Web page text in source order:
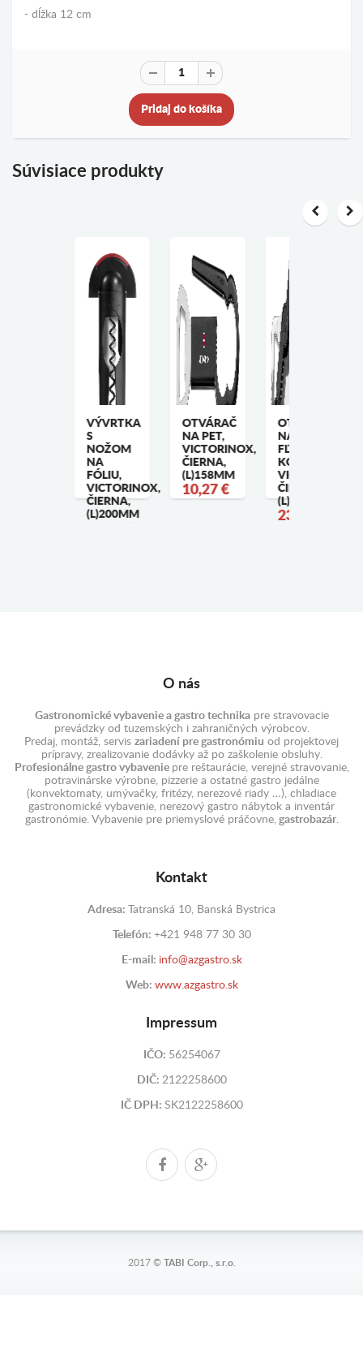
- dĺžka 12 cm
Pridaj do košíka
Súvisiace produkty
VÝVRTKA
S
NOŽOM
NA
FÓLIU,
VICTORINOX,
ČIERNA,
(L)200MM
OTVÁRAČ
NA PET,
VICTORINOX,
ČIERNA,
(L)158MM
10,27 €
OTVÁRAČ
NA
FĽAŠE A
KONZERVY,
VICTORINOX,
ČIERNA,
(L)178MM
23,37 €
O nás
Gastronomické vybavenie a gastro technikapre stravovacie
prevádzky od tuzemských i zahraničných výrobcov.
Predaj, montáž, servis zariadení pre gastronómiu od projektovej
prípravy, zrealizovanie dodávky až po zaškolenie obsluhy.
Profesionálne gastro vybavenie pre reštaurácie, verejné stravovanie,
potravinárske výrobne, pizzerie a ostatné gastro jedálne
(konvektomaty, umývačky, fritézy, nerezové riady …), chladiace
gastronomické vybavenie, nerezový gastro nábytok a inventár
gastronómie. Vybavenie pre priemyslové práčovne,gastrobazár.
Kontakt
Adresa: Tatranská 10, Banská Bystrica
Telefón: +421 948 77 30 30
E-mail: info@azgastro.sk
Web: www.azgastro.sk
Impressum
IČO: 56254067
DIČ: 2122258600
IČ DPH: SK2122258600
2017 © TABI Corp., s.r.o.